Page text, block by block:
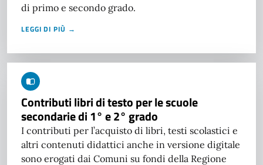
di primo e secondo grado.
LEGGI DI PIÙ →
Contributi libri di testo per le scuole
secondarie di 1° e 2° grado
I contributi per l’acquisto di libri, testi scolastici e
altri contenuti didattici anche in versione digitale
sono erogati dai Comuni su fondi della Regione